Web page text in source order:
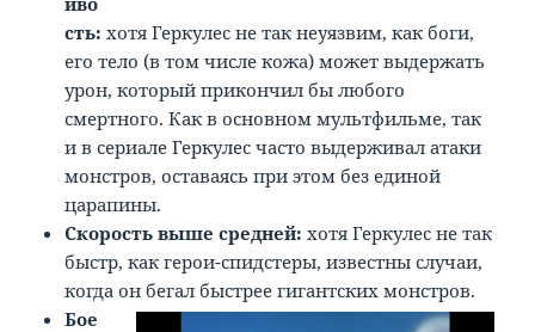
сть:хотя Геркулес не так неуязвим, как боги,
его тело (в том числе кожа) может выдержать
урон, который прикончил бы любого
смертного. Как в основном мультфильме, так
и в сериале Геркулес часто выдерживал атаки
монстров, оставаясь при этом без единой
царапины.
Скорость выше средней: хотя Геркулес не так
быстр, как герои-спидстеры, известны случаи,
когда он бегал быстрее гигантских монстров.
Бое